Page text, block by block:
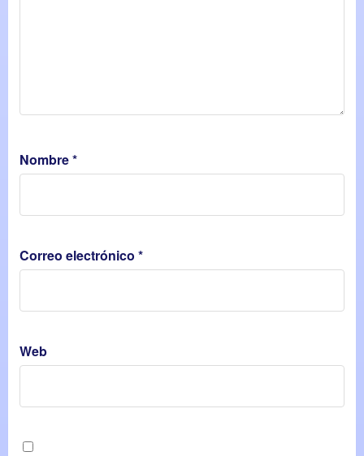
Nombre*
Correo electrónico *
Web